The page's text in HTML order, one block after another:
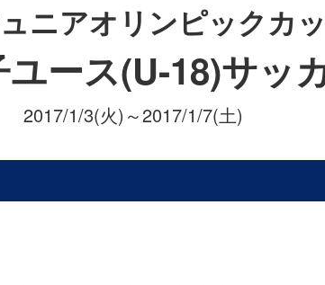
ニアオリンピックカ
ース(U-18)サッ
2017/1/3(火)～2017/1/7(土)